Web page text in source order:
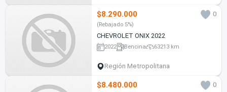
$8.290.000 0
(Rebajado 5%)
CHEVROLET ONIX 2022
2022 Bencina 63213 km
Región Metropolitana
$8.480.000 0